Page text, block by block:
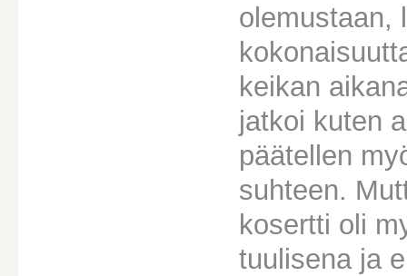
olemustaan,
keikan
jatkoi kuten
päätellen
suhteen.
kosertti oli
tuulisena ja